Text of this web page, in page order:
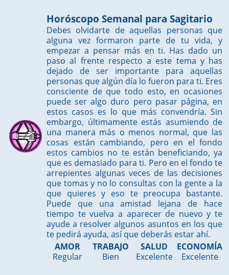
Horóscopo Semanal para Sagitario
Debes olvidarte de aquellas personas que
alguna vez formaron parte de tu vida, y
empezar a pensar más en ti. Has dado un
paso al frente respecto a este tema y has
dejado de ser importante para aquellas
personas que algún día lo fueron para ti. Eres
consciente de que todo esto, en ocasiones
puede ser algo duro pero pasar página, en
estos casos es lo que más convendría. Sin
embargo, últimamente estás asumiendo de
una manera más o menos normal, que las
cosas están cambiando, pero en el fondo
estos cambios no te están beneficiando, ya
que es demasiado para ti. Pero en el fondo te
arrepientes algunas veces de las decisiones
que tomas y no lo consultas con la gente a la
que quieres y eso te preocupa bastante.
Puede que una amistad lejana de hace
tiempo te vuelva a aparecer de nuevo y te
ayude a resolver algunos asuntos en los que
te pedirá ayuda, así que deberás estar ahí.
AMOR
Regular
TRABAJO
Bien
SALUD
Excelente
ECONOMÍA
Excelente